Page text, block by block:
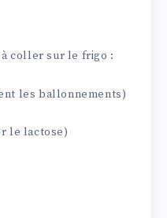
coller sur le frigo :
les ballonnements)
le lactose)